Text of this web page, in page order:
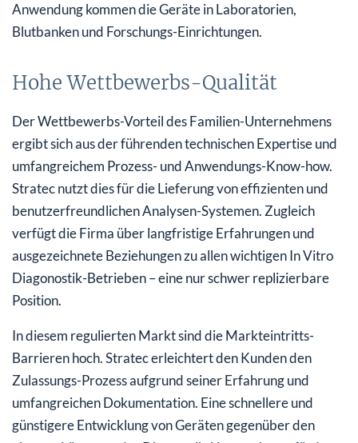
Anwendung kommen die Geräte in Laboratorien,
Blutbanken und Forschungs-Einrichtungen.
Hohe Wettbewerbs-Qualität
Der Wettbewerbs-Vorteil des Familien-Unternehmens
ergibt sich aus der führenden technischen Expertise und
umfangreichem Prozess- und Anwendungs-Know-how.
Stratec nutzt dies für die Lieferung von effizienten und
benutzerfreundlichen Analysen-Systemen. Zugleich
verfügt die Firma über langfristige Erfahrungen und
ausgezeichnete Beziehungen zu allen wichtigen In Vitro
Diagonostik-Betrieben – eine nur schwer replizierbare
Position.
In diesem regulierten Markt sind die Markteintritts-
Barrieren hoch. Stratec erleichtert den Kunden den
Zulassungs-Prozess aufgrund seiner Erfahrung und
umfangreichen Dokumentation. Eine schnellere und
günstigere Entwicklung von Geräten gegenüber den